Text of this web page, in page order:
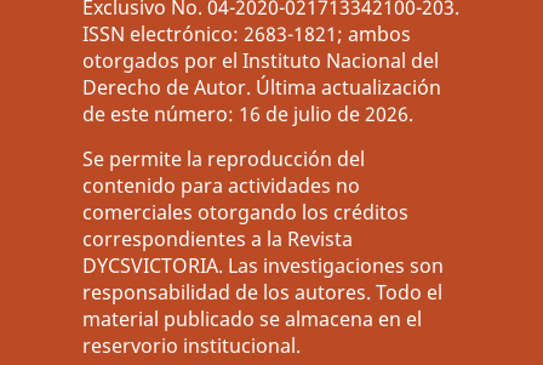
Exclusivo No. 04-2020-021713342100-203.
ISSN electrónico: 2683-1821; ambos
otorgados por el Instituto Nacional del
Derecho de Autor. Última actualización
de este número: 16 de julio de 2026.
Se permite la reproducción del
contenido para actividades no
comerciales otorgando los créditos
correspondientes a la Revista
DYCSVICTORIA. Las investigaciones son
responsabilidad de los autores. Todo el
material publicado se almacena en el
reservorio institucional.